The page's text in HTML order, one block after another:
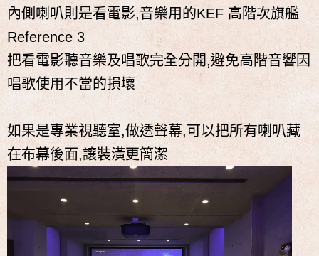
內側喇叭則是看電影,音樂用的KEF 高階次旗艦
Reference 3
把看電影聽音樂及唱歌完全分開,避免高階音響因
唱歌使用不當的損壞
如果是專業視聽室,做透聲幕,可以把所有喇叭藏
在布幕後面,讓裝潢更簡潔